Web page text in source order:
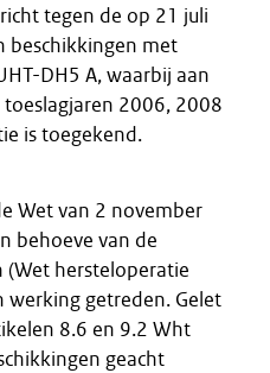
tegen de op 21 juli
beschikkingen met
DH5 A, waarbij aan
2006, 2008
is toegekend.
Wet van 2 november
behoeve van de
(Wet hersteloperatie
werking getreden. Gelet
8.6 en 9.2 Wht
geacht